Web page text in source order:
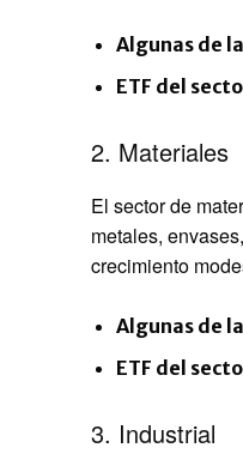
Algunas de
ETF del
2. Materiales
El sector de
metales,
crecimiento
Algunas de
ETF del
3. Industrial